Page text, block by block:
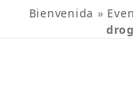
Bienvenida »